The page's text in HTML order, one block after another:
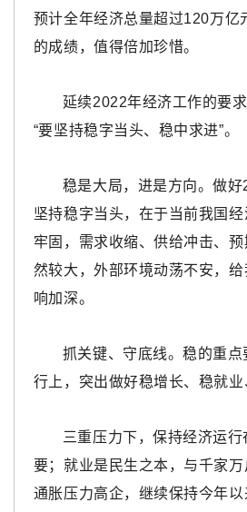
预计全年经济总量超过120万亿
的成绩，值得倍加珍惜。
延续2022年经济工作的要
“要坚持稳字当头、稳中求进”。
稳是大局，进是方向。做好
坚持稳字当头，在于当前我国
牢固，需求收缩、供给冲击、
然较大，外部环境动荡不安，
响加深。
抓关键、守底线。稳的重
行上，突出做好稳增长、稳就业
三重压力下，保持经济运
要；就业是民生之本，与千家
通胀压力高企，继续保持今年